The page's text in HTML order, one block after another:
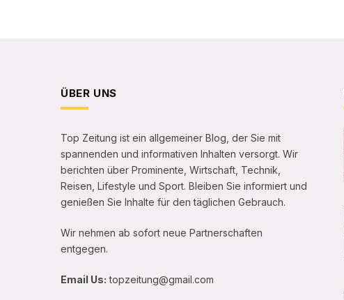
ÜBER UNS
Top Zeitung ist ein allgemeiner Blog, der Sie mit
spannenden und informativen Inhalten versorgt. Wir
berichten über Prominente, Wirtschaft, Technik,
Reisen, Lifestyle und Sport. Bleiben Sie informiert und
genießen Sie Inhalte für den täglichen Gebrauch.
Wir nehmen ab sofort neue Partnerschaften
entgegen.
Email Us: topzeitung@gmail.com